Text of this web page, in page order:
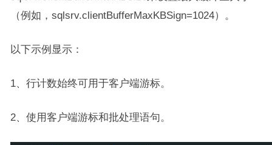
（例如，sqlsrv.clientBufferMaxKBSign=1024）。
以下示例显示：
1、行计数始终可用于客户端游标。
2、使用客户端游标和批处理语句。